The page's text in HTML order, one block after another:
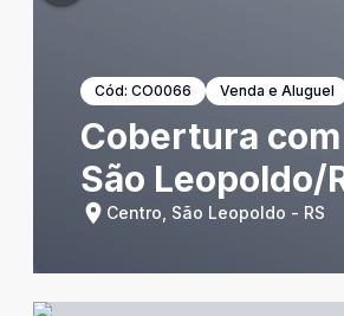
Cód: CO0066 Venda e Aluguel
Cobertura
São Leopoldo/
Centro, São Leopoldo - RS